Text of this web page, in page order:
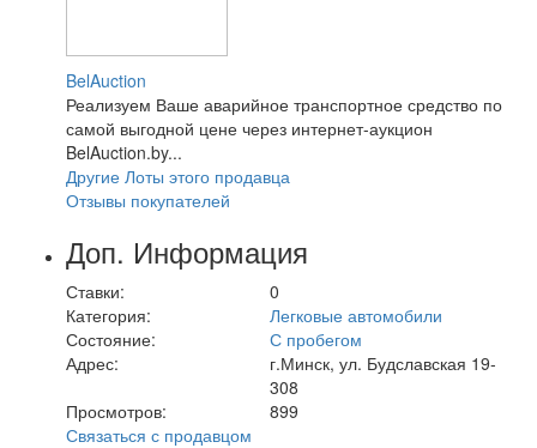
BelAuction
Реализуем Ваше аварийное транспортное средство по
самой выгодной цене через интернет-аукцион
BelAuction.by...
Другие Лоты этого продавца
Отзывы покупателей
Доп. Информация
Ставки:
0
Категория:
Легковые автомобили
Состояние:
С пробегом
Адрес:
г.Минск, ул. Будславская 19-
308
Просмотров:
899
Связаться с продавцом